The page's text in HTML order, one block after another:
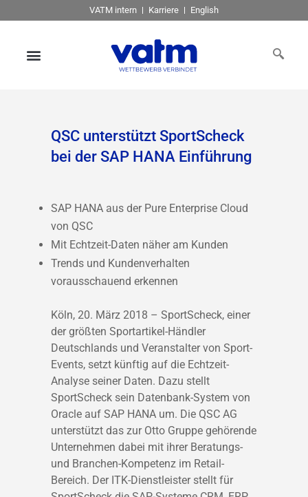
VATM intern Karriere English
QSC unterstützt SportScheck
bei der SAP HANA Einführung
SAP HANA aus der Pure Enterprise Cloud
von QSC
Mit Echtzeit-Daten näher am Kunden
Trends und Kundenverhalten
vorausschauend erkennen
Köln, 20. März 2018 – SportScheck, einer
der größten Sportartikel-Händler
Deutschlands und Veranstalter von Sport-
Events, setzt künftig auf die Echtzeit-
Analyse seiner Daten. Dazu stellt
SportScheck sein Datenbank-System von
Oracle auf SAP HANA um. Die QSC AG
unterstützt das zur Otto Gruppe gehörende
Unternehmen dabei mit ihrer Beratungs-
und Branchen-Kompetenz im Retail-
Bereich. Der ITK-Dienstleister stellt für